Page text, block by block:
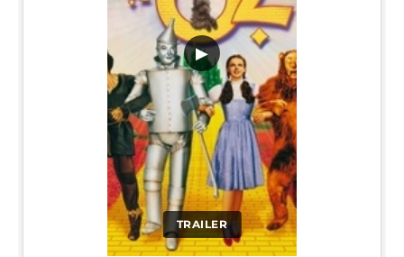
TRAILER
▶